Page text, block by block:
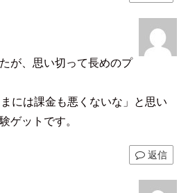
が、思い切って長めのプ
には課金も悪くないな」と思い
ゲットです。
返信